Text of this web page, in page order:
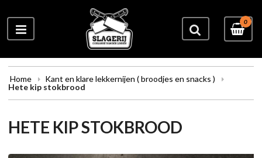
0
Home
Kant en klare lekkernijen ( broodjes en snacks )
Hete kip stokbrood
HETE KIP STOKBROOD